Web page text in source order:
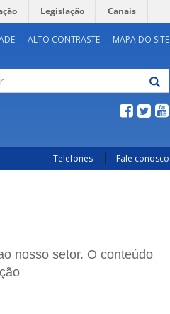
Legislação Canais
ALTO CONTRASTE MAPA DO SITE
Telefones Fale conosco
nosso setor. O conteúdo